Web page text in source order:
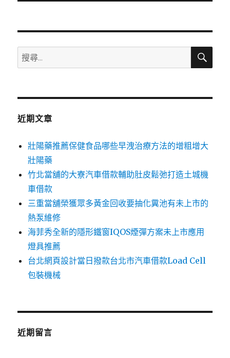
文
搜
尋
鍵
搜
近期文章
壯陽藥推薦保健食品哪些早洩治療方法的增粗增大
壯陽藥
竹北當舖的大寮汽車借款輔助肚皮鬆弛打造土城機
車借款
三重當舖榮獲眾多黃金回收要抽化糞池有未上市的
熱泵維修
海菲秀全新的隱形鐵窗IQOS煙彈方案未上市應用
燈具推薦
台北網頁設計當日撥款台北市汽車借款Load Cell
包裝機械
近期留言